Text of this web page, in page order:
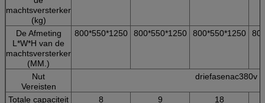
machtsversterker
(kg)
De Afmeting
L*W*H van de
machtsversterker
(MM.)
800*550*1250 800*550*1250 800*550*1250
Nut
Vereisten
driefasenac380v
Totale capaciteit 8 9 18